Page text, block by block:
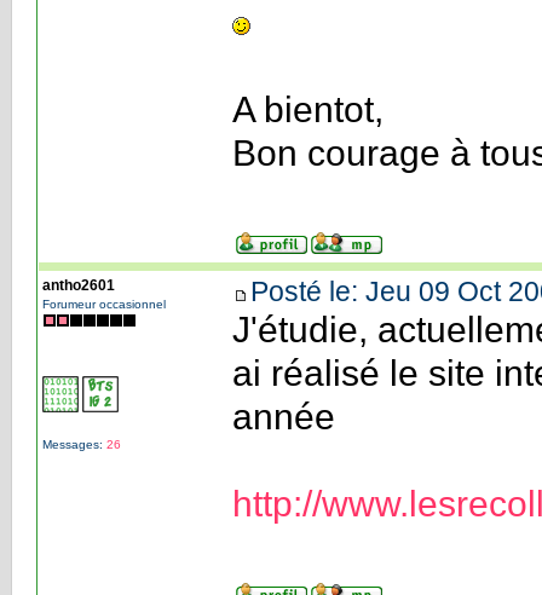
A bientot,
Bon courage à
antho2601
Forumeur occasionnel
Messages: 26
Posté le: Jeu 09 Oct
J'étudie,
ai réalisé le site
année
http://